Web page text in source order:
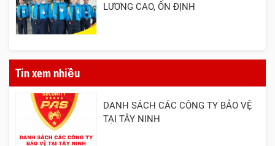
LƯƠNG CAO, ỔN ĐỊNH
Tin xem nhiều
DANH SÁCH CÁC CÔNG TY BẢO VỆ
TẠI TÂY NINH